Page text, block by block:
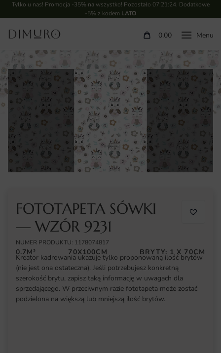
Tylko u nas! Promocja -35% na wszystko! Pozostało 07:21:24. Dodatkowe
-5% z kodem LATO
0.00
FOTOTAPETA SÓWKI
— WZÓR 9231
NUMER PRODUKTU: 1178074817
0.7M² 70X100CM BRYTY: 1 X 70CM
Kreator kadrowania ukazuje tylko proponowaną ilość brytów
(nie jest ona ostateczna). Jeśli potrzebujesz konkretną
szerokość brytu, zapisz taką informację w uwagach dla
sprzedającego. W przeciwnym razie fototapeta może zostać
podzielona na większą lub mniejszą ilość brytów.